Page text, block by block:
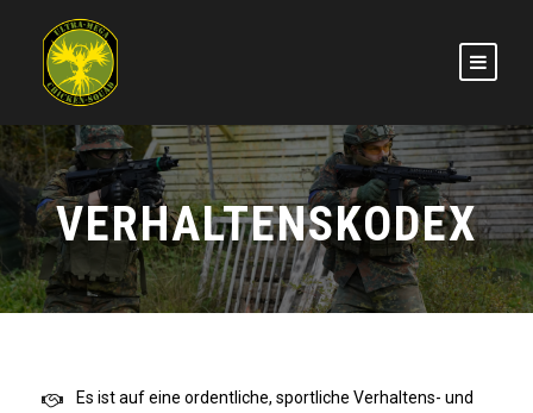
VERHALTENSKODEX
Es ist auf eine ordentliche, sportliche Verhaltens- und